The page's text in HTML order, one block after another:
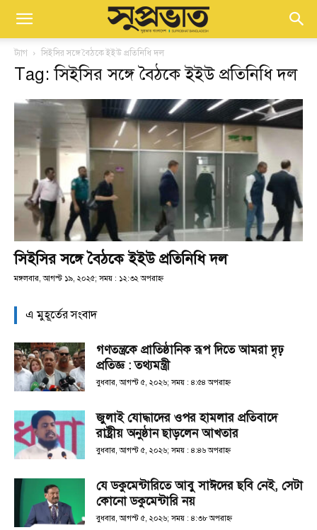
ট্যাগ সিইসির সঙ্গে বৈঠকে ইইউ প্রতিনিধি দল
Tag: সিইসির সঙ্গে বৈঠকে ইইউ প্রতিনিধি দল
সিইসির সঙ্গে বৈঠকে ইইউ প্রতিনিধি দল
মঙ্গলবার, আগস্ট ১৯, ২০২৫; সময় : ১২:৩২ অপরাহ্ণ
এ মুহূর্তের সংবাদ
গণতন্ত্রকে প্রাতিষ্ঠানিক রূপ দিতে আমরা দৃঢ়
প্রতিজ্ঞ : তথ্যমন্ত্রী
বুধবার, আগস্ট ৫, ২০২৬; সময় : ৪:৫৪ অপরাহ্ণ
জুলাই যোদ্ধাদের ওপর হামলার প্রতিবাদে
রাষ্ট্রীয় অনুষ্ঠান ছাড়লেন আখতার
বুধবার, আগস্ট ৫, ২০২৬; সময় : ৪:৪৬ অপরাহ্ণ
যে ডকুমেন্টারিতে আবু সাঈদের ছবি নেই, সেটা
কোনো ডকুমেন্টারি নয়
বুধবার, আগস্ট ৫, ২০২৬; সময় : ৪:৩৮ অপরাহ্ণ